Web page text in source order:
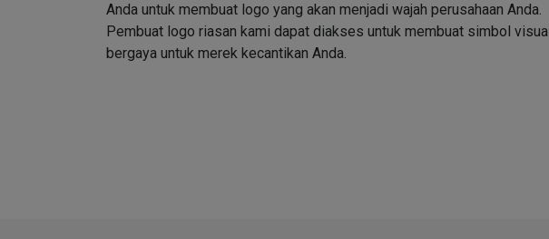
Anda untuk membuat logo yang akan menjadi wajah perusahaan Anda.
Pembuat logo riasan kami dapat diakses untuk membuat simbol visual
bergaya untuk merek kecantikan Anda.